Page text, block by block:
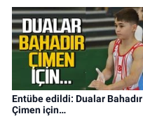
Entübe edildi: Dualar Bahadır
Çimen için…